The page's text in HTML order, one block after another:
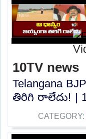
10TV news
Telangana
తిరిగి రాలేదు! |
CATEGORY: